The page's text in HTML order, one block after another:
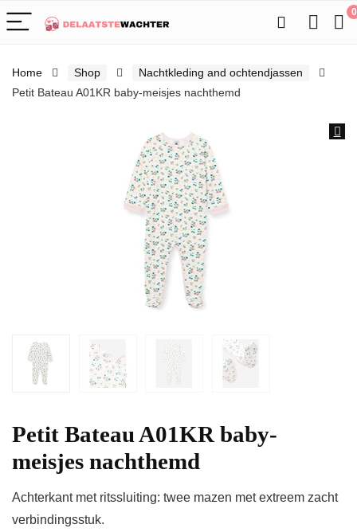
0
Home Shop
Nachtkleding and ochtendjassen
Petit Bateau A01KR baby-meisjes nachthemd
Petit Bateau A01KR baby-
meisjes nachthemd
Achterkant met ritssluiting: twee mazen met extreem zacht
verbindingsstuk.